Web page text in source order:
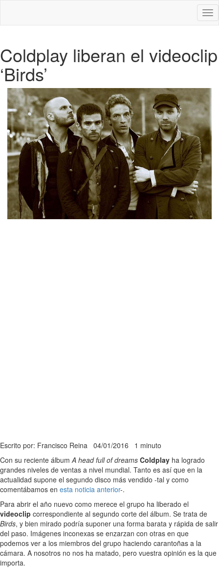
Coldplay liberan el videoclip
‘Birds’
Escrito por: Francisco Reina 04/01/2016 1 minuto
Con su reciente álbum A head full of dreams Coldplay ha logrado
grandes niveles de ventas a nivel mundial. Tanto es así que en la
actualidad supone el segundo disco más vendido -tal y como
comentábamos en esta noticia anterior-.
Para abrir el año nuevo como merece el grupo ha liberado el
videoclip correspondiente al segundo corte del álbum. Se trata de
Birds, y bien mirado podría suponer una forma barata y rápida de salir
del paso. Imágenes inconexas se enzarzan con otras en que
podemos ver a los miembros del grupo haciendo carantoñas a la
cámara. A nosotros no nos ha matado, pero vuestra opinión es la que
importa.